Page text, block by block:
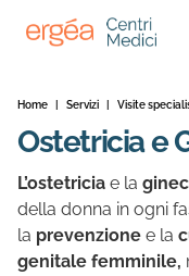
Home Servizi Visite
Ostetricia e
L’ostetricia e la
della donna in ogni
la prevenzione e la
genitale femminile,